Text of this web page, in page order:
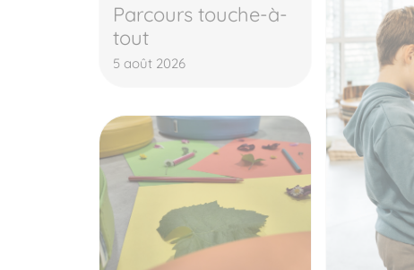
Parcours touche-à-
tout
5 août 2026